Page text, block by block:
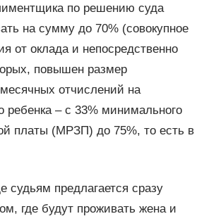
по решению суда
на сумму до 70% (совокупное
от оклада и непосредственно
повышен размер
отчислений на
ребенка – с 33% минимального
платы (МРЗП) до 75%, то есть в
судьям предлагается сразу
где будут проживать жена и